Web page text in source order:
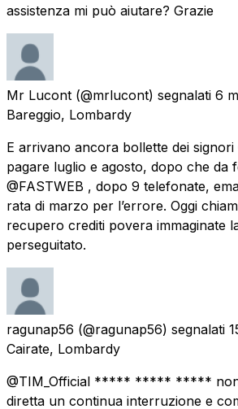
assistenza mi può aiutare? Grazie
Mr Lucont (@mrlucont) segnalati 6
Bareggio, Lombardy
E arrivano ancora bollette dei signori
pagare luglio e agosto, dopo che da
@FASTWEB , dopo 9 telefonate,
rata di marzo per l’errore. Oggi
recupero crediti povera immaginate
perseguitato.
ragunap56 (@ragunap56) segnalati
Cairate, Lombardy
@TIM_Official ***** ***** ***** non
diretta un continua interruzione e